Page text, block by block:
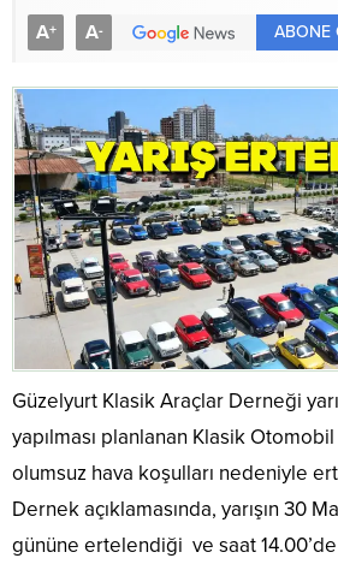
A+ A- ABONE
Güzelyurt Klasik Araçlar Derneği
yapılması planlanan Klasik Otomobil
olumsuz hava koşulları nedeniyle
Dernek açıklamasında, yarışın 30
gününe ertelendiği ve saat